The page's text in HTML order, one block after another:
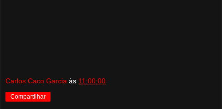
Carlos Caco Garcia às 11:00:00
Compartilhar